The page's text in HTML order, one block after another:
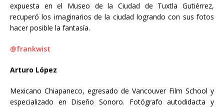
expuesta en el Museo de la Ciudad de Tuxtla Gutiérrez,
recuperó los imaginarios de la ciudad logrando con sus fotos
hacer posible la fantasía.
@frankwist
Arturo López
Mexicano Chiapaneco, egresado de Vancouver Film School y
especializado en Diseño Sonoro. Fotógrafo autodidacta y